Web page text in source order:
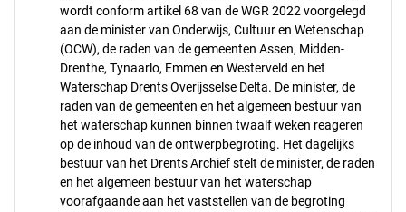
wordt conform artikel 68 van de WGR 2022 voorgelegd
aan de minister van Onderwijs, Cultuur en Wetenschap
(OCW), de raden van de gemeenten Assen, Midden-
Drenthe, Tynaarlo, Emmen en Westerveld en het
Waterschap Drents Overijsselse Delta. De minister, de
raden van de gemeenten en het algemeen bestuur van
het waterschap kunnen binnen twaalf weken reageren
op de inhoud van de ontwerpbegroting. Het dagelijks
bestuur van het Drents Archief stelt de minister, de raden
en het algemeen bestuur van het waterschap
voorafgaande aan het vaststellen van de begroting